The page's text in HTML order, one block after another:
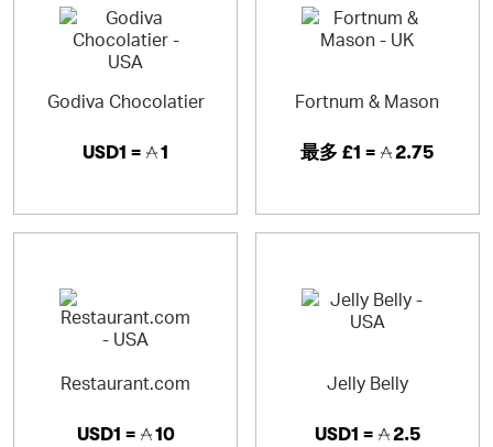
Godiva Chocolatier
USD1 = 1
Fortnum & Mason
最多 £1 = 2.75
Restaurant.com
USD1 = 10
Jelly Belly
USD1 = 2.5